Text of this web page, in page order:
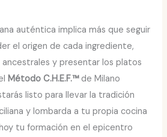
auténtica implica más que seguir
el origen de cada ingrediente,
y presentar los platos
Método C.H.E.F.™de Milano
listo para llevar la tradición
y lombarda a tu propia cocina
tu formación en el epicentro